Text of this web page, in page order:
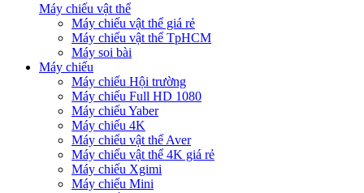
Máy chiếu vật thể
Máy chiếu vật thể giá rẻ
Máy chiếu vật thể TpHCM
Máy soi bài
Máy chiếu
Máy chiếu Hội trường
Máy chiếu Full HD 1080
Máy chiếu Yaber
Máy chiếu 4K
Máy chiếu vật thể Aver
Máy chiếu vật thể 4K giá rẻ
Máy chiếu Xgimi
Máy chiếu Mini